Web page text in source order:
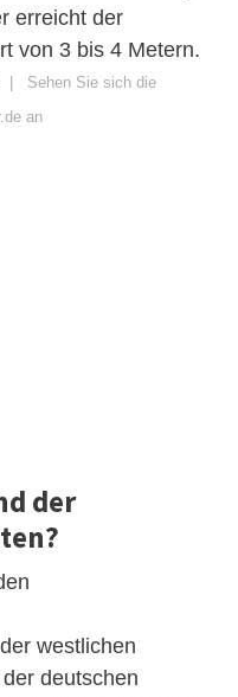
erreicht der
von 3 bis 4 Metern.
Sehen Sie sich die
an
der
westlichen
deutschen